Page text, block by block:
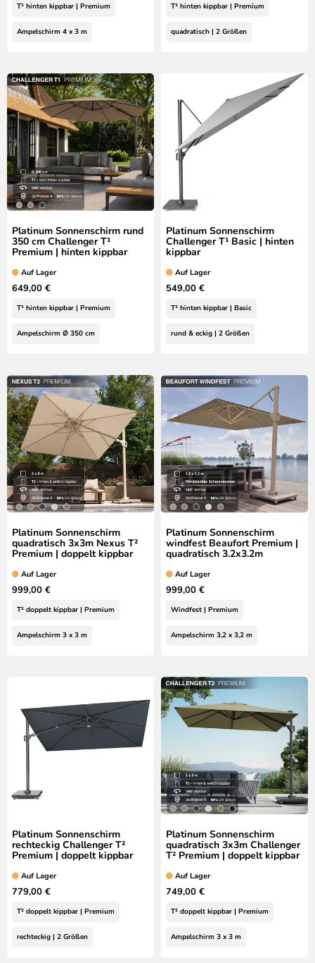
T¹ hinten kippbar | Premium
Ampelschirm 4 x 3 m
T¹ hinten kippbar | Premium
quadratisch | 2 Größen
Platinum Sonnenschirm rund
350 cm Challenger T¹
Premium | hinten kippbar
Auf Lager
649,00 €
T¹ hinten kippbar | Premium
Ampelschirm Ø 350 cm
Platinum Sonnenschirm
Challenger T¹ Basic | hinten
kippbar
Auf Lager
549,00 €
T¹ hinten kippbar | Basic
rund & eckig | 2 Größen
Platinum Sonnenschirm
quadratisch 3x3m Nexus T²
Premium | doppelt kippbar
Auf Lager
999,00 €
T² doppelt kippbar | Premium
Ampelschirm 3 x 3 m
Platinum Sonnenschirm
windfest Beaufort Premium |
quadratisch 3.2x3.2m
Auf Lager
999,00 €
Windfest | Premium
Ampelschirm 3,2 x 3,2 m
Platinum Sonnenschirm
rechteckig Challenger T²
Premium | doppelt kippbar
Auf Lager
779,00 €
T² doppelt kippbar | Premium
rechteckig | 2 Größen
Platinum Sonnenschirm
quadratisch 3x3m Challenger
T² Premium | doppelt kippbar
Auf Lager
749,00 €
T² doppelt kippbar | Premium
Ampelschirm 3 x 3 m